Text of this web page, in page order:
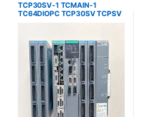
TCP30SV-1 TCMAIN-1
TC64DIOPC TCP30SV TCPSV
TCXSV TCZMAIN для toshiba
машине